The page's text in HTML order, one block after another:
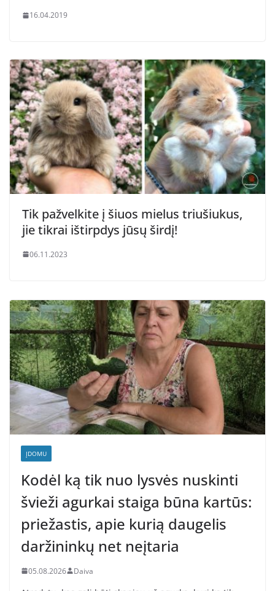
16.04.2019
Tik pažvelkite į šiuos mielus triušiukus,
jie tikrai ištirpdys jūsų širdį!
06.11.2023
ĮDOMU
Kodėl ką tik nuo lysvės nuskinti
švieži agurkai staiga būna kartūs:
priežastis, apie kurią daugelis
daržininkų net neįtaria
05.08.2026 Daiva